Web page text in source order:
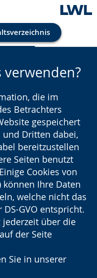
die im
Betrachters
gespeichert
Dritten dabei,
bereitzustellen
Seiten benutzt
Cookies von
können Ihre Daten
welche nicht das
GVO entspricht.
jederzeit über die
der Seite
Sie in unserer